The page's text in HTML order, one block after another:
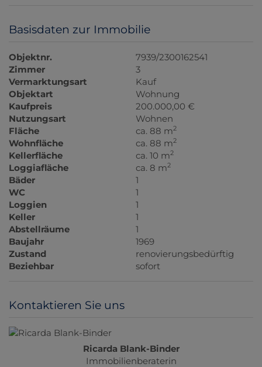
Basisdaten zur Immobilie
Objektnr.
7939/2300162541
Zimmer
3
Vermarktungsart
Kauf
Objektart
Wohnung
Kaufpreis
200.000,00 €
Nutzungsart
Wohnen
Fläche
ca. 88 m2
Wohnfläche ca. 88 m2
Kellerfläche ca. 10 m2
Loggiafläche ca. 8 m2
Bäder
1
WC
1
Loggien
1
Keller
1
Abstellräume
1
Baujahr
1969
Zustand
renovierungsbedürftig
Beziehbar
sofort
Kontaktieren Sie uns
Ricarda Blank-Binder
Immobilienberaterin